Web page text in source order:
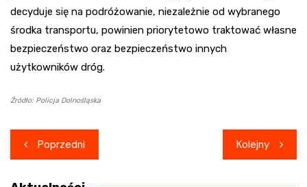
decyduje się na podróżowanie, niezależnie od wybranego
środka transportu, powinien priorytetowo traktować własne
bezpieczeństwo oraz bezpieczeństwo innych
użytkowników dróg.
Źródło: Policja Dolnośląska
Nawigacja
wpisu
Poprzedni Kolejny